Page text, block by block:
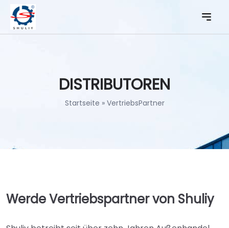
DISTRIBUTOREN
Startseite » VertriebsPartner
Werde Vertriebspartner von Shuliy